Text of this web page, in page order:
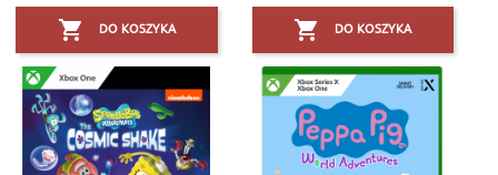
 DO KOSZYKA  DO KOSZYKA